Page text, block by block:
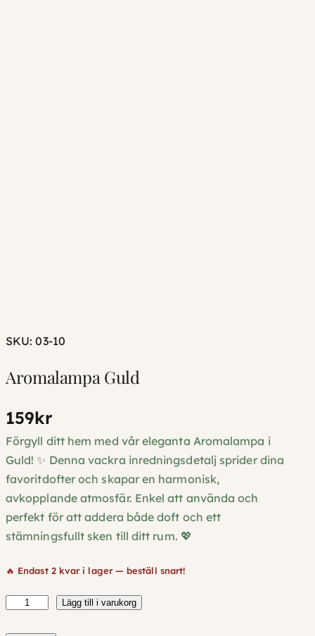
SKU: 03-10
Aromalampa Guld
159kr
Förgyll ditt hem med vår eleganta Aromalampa i
Guld! ✨ Denna vackra inredningsdetalj sprider dina
favoritdofter och skapar en harmonisk,
avkopplande atmosfär. Enkel att använda och
perfekt för att addera både doft och ett
stämningsfullt sken till ditt rum. 💖
🔥 Endast 2 kvar i lager — beställ snart!
Lägg till i varukorg